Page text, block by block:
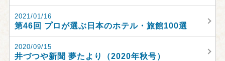
2021/01/16
第46回 プロが選ぶ日本のホテル・旅館100選
2020/09/15
井づつや新聞 夢たより（2020年秋号）